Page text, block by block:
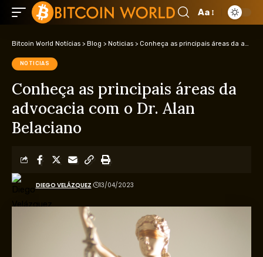
Aa
Bitcoin World Notícias > Blog > Noticias > Conheça as principais áreas da advocacia com o Dr. Alan Belaciano
NOTICIAS
Conheça as principais áreas da
advocacia com o Dr. Alan
Belaciano
DIEGO VELÁZQUEZ 13/04/2023